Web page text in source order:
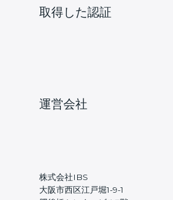
取得した認証
運営会社
株式会社IBS
大阪市西区江戸堀1-9-1